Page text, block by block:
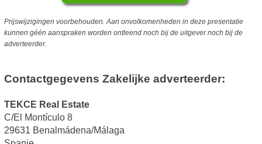
Prijswijzigingen voorbehouden. Aan onvolkomenheden in deze presentatie
kunnen géén aanspraken worden ontleend noch bij de uitgever noch bij de
adverteerder.
Contactgegevens Zakelijke adverteerder:
TEKCE Real Estate
C/El Montículo 8
29631 Benalmádena/Málaga